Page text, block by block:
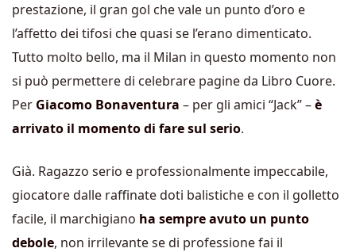
prestazione, il gran gol che vale un punto d’oro e
l’affetto dei tifosi che quasi se l’erano dimenticato.
Tutto molto bello, ma il Milan in questo momento non
si può permettere di celebrare pagine da Libro Cuore.
Per Giacomo Bonaventura – per gli amici “Jack” –è
arrivato il momento di fare sul serio.
Già. Ragazzo serio e professionalmente impeccabile,
giocatore dalle raffinate doti balistiche e con il golletto
facile, il marchigiano ha sempre avuto un punto
debole, non irrilevante se di professione fai il